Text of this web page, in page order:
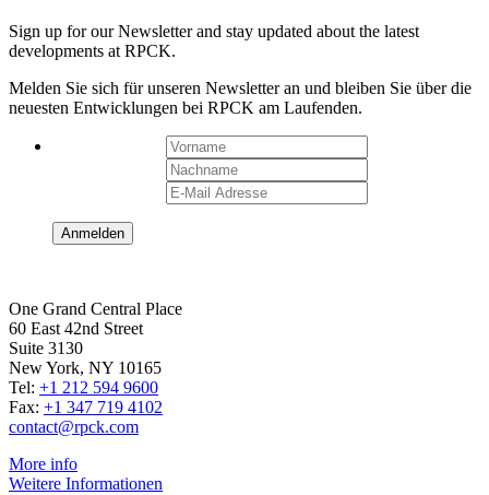
Sign up for our Newsletter and stay updated about the latest
developments at RPCK.
Melden Sie sich für unseren Newsletter an und bleiben Sie über die
neuesten Entwicklungen bei RPCK am Laufenden.
One Grand Central Place
60 East 42nd Street
Suite 3130
New York, NY 10165
Tel: +1 212 594 9600
Fax: +1 347 719 4102
contact@rpck.com
More info
Weitere Informationen